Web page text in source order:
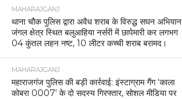
MAHARAJGANJ
थाना चौक पुलिस द्वारा अवैध शराब के विरुद्ध सघन अभियान
जंगल क्षेत्र स्थित बलुआहिया नर्सरी में छापेमारी कर लगभग
04 कुंतल लहन नष्ट, 10 लीटर कच्ची शराब बरामद।
MAHARAJGANJ
महाराजगंज पुलिस की बड़ी कार्रवाई: इंस्टाग्राम गैंग ‘काला
कोबरा 0007’ के दो सदस्य गिरफ्तार, सोशल मीडिया पर